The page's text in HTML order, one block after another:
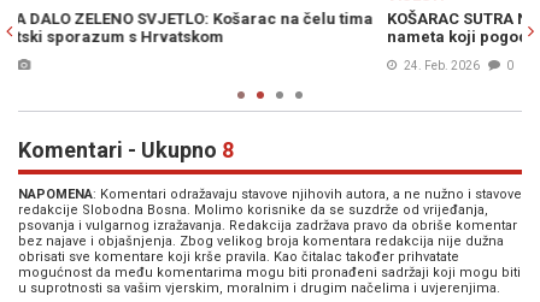
KOŠARAC SUTRA NA POPRAVNOM: Drugi pokušaj uvođenja
nameta koji pogoduju tajkunu SNSD-a
Komentari - Ukupno 8
NAPOMENA: Komentari odražavaju stavove njihovih autora, a ne nužno i stavove
redakcije Slobodna Bosna. Molimo korisnike da se suzdrže od vrijeđanja,
psovanja i vulgarnog izražavanja. Redakcija zadržava pravo da obriše komentar
bez najave i objašnjenja. Zbog velikog broja komentara redakcija nije dužna
obrisati sve komentare koji krše pravila. Kao čitalac također prihvatate
mogućnost da među komentarima mogu biti pronađeni sadržaji koji mogu biti
u suprotnosti sa vašim vjerskim, moralnim i drugim načelima i uvjerenjima.